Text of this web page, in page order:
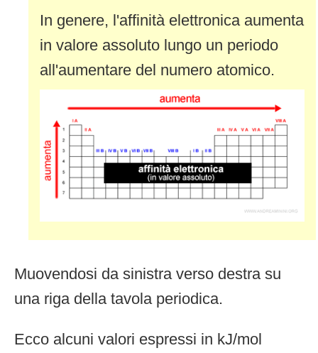
In genere, l'affinità elettronica aumenta
in valore assoluto lungo un periodo
all'aumentare del numero atomico.
Muovendosi da sinistra verso destra su
una riga della tavola periodica.
Ecco alcuni valori espressi in kJ/mol